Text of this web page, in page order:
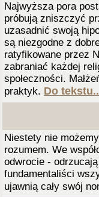
Najwyższa pora
próbują zniszczyć
uzasadnić swoją
są niezgodne z
ratyfikowane przez
zabraniać każdej
społeczności.
praktyk. Do tekstu..
Niestety nie
rozumem. We
odwrocie -
fundamentaliści
ujawnią cały swój